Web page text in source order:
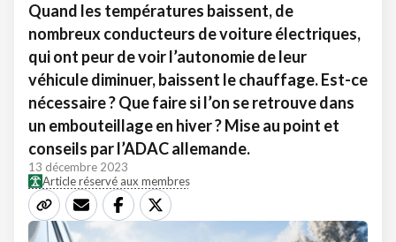
Quand les températures baissent, de
nombreux conducteurs de voiture électriques,
qui ont peur de voir l’autonomie de leur
véhicule diminuer, baissent le chauffage. Est-ce
nécessaire ? Que faire si l’on se retrouve dans
un embouteillage en hiver ? Mise au point et
conseils par l’ADAC allemande.
13 décembre 2023
Article réservé aux membres